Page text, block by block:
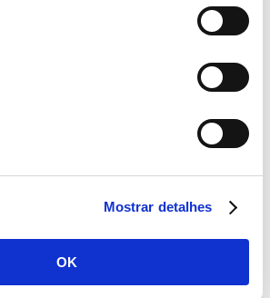
Mostrar detalhes
OK